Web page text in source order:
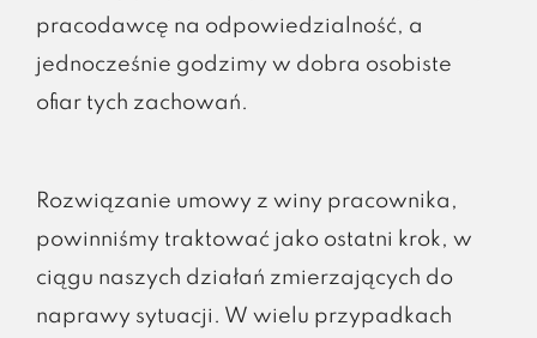
pracodawcę na odpowiedzialność, a
jednocześnie godzimy w dobra osobiste
ofiar tych zachowań.
Rozwiązanie umowy z winy pracownika,
powinniśmy traktować jako ostatni krok, w
ciągu naszych działań zmierzających do
naprawy sytuacji. W wielu przypadkach